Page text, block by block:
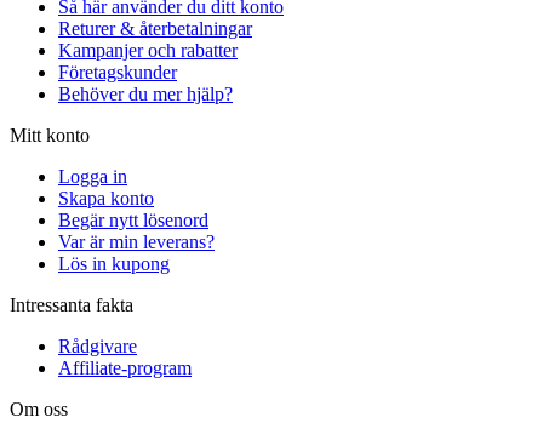
Så här använder du ditt konto
Returer & återbetalningar
Kampanjer och rabatter
Företagskunder
Behöver du mer hjälp?
Mitt konto
Logga in
Skapa konto
Begär nytt lösenord
Var är min leverans?
Lös in kupong
Intressanta fakta
Rådgivare
Affiliate-program
Om oss